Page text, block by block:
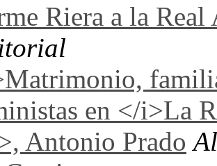
Riera a la Real
en </i>La
Antonio Prado